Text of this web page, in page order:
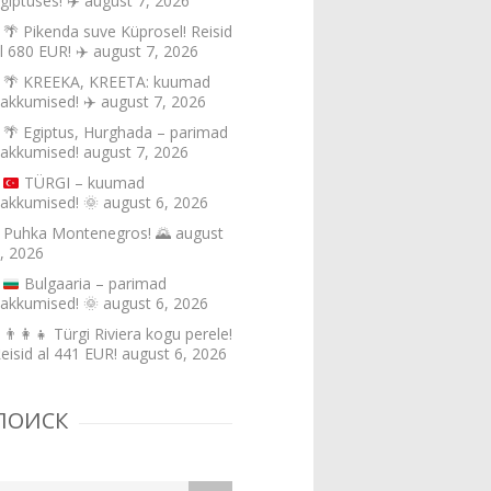
🌴 Pikenda suve Küprosel! Reisid
680 EUR! ✈️ august 7, 2026
🌴 KREEKA, KREETA: kuumad
✈️ august 7, 2026
🌴 Egiptus, Hurghada – parimad
august 7, 2026
TÜRGI – kuumad
🌞 august 6, 2026
Puhka Montenegros! 🌄 august
2026
Bulgaaria – parimad
🌞 august 6, 2026
👨‍👩‍👧 Türgi Riviera kogu perele!
al 441 EUR! august 6, 2026